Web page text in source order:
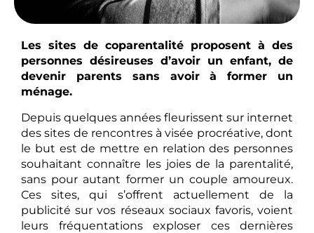
Les sites de coparentalité proposent à des
personnes désireuses d’avoir un enfant, de
devenir parents sans avoir à former un
ménage.
Depuis quelques années fleurissent sur internet
des sites de rencontres à visée procréative, dont
le but est de mettre en relation des personnes
souhaitant connaître les joies de la parentalité,
sans pour autant former un couple amoureux.
Ces sites, qui s’offrent actuellement de la
publicité sur vos réseaux sociaux favoris, voient
leurs fréquentations exploser ces dernières